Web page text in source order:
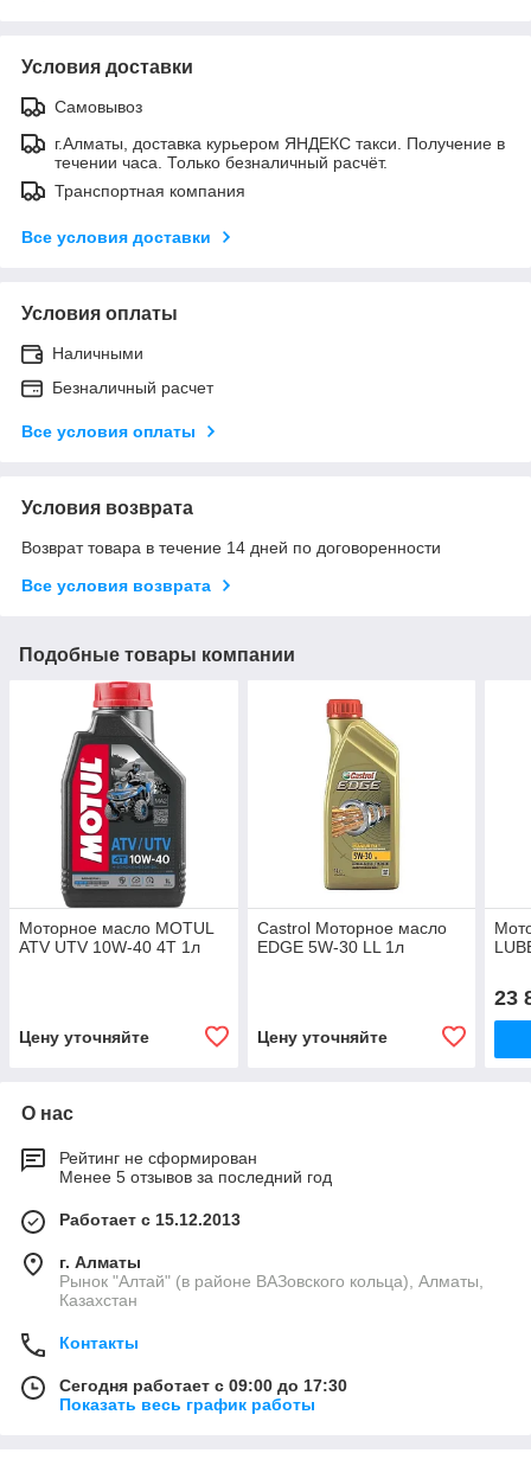
Условия доставки
Самовывоз
г.Алматы, доставка курьером ЯНДЕКС такси. Получение в
течении часа. Только безналичный расчёт.
Транспортная компания
Все условия доставки
Условия оплаты
Наличными
Безналичный расчет
Все условия оплаты
Условия возврата
Возврат товара в течение 14 дней по договоренности
Все условия возврата
Подобные товары компании
Моторное масло MOTUL
ATV UTV 10W-40 4T 1л
Цену уточняйте
Castrol Моторное масло
EDGE 5W-30 LL 1л
Цену уточняйте
23
О нас
Рейтинг не сформирован
Менее 5 отзывов за последний год
Работает с 15.12.2013
г. Алматы
Рынок "Алтай" (в районе ВАЗовского кольца), Алматы,
Казахстан
Контакты
Сегодня работает с 09:00 до 17:30
Показать весь график работы